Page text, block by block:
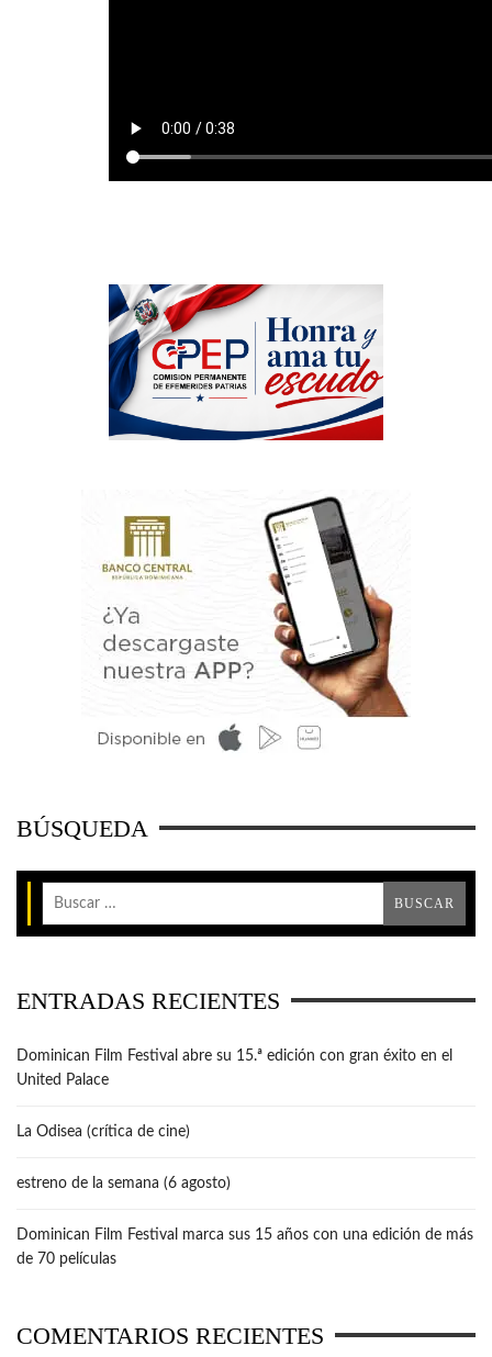
BÚSQUEDA
ENTRADAS RECIENTES
Dominican Film Festival abre su 15.ª edición con gran éxito en el
United Palace
La Odisea (crítica de cine)
estreno de la semana (6 agosto)
Dominican Film Festival marca sus 15 años con una edición de más
de 70 películas
COMENTARIOS RECIENTES